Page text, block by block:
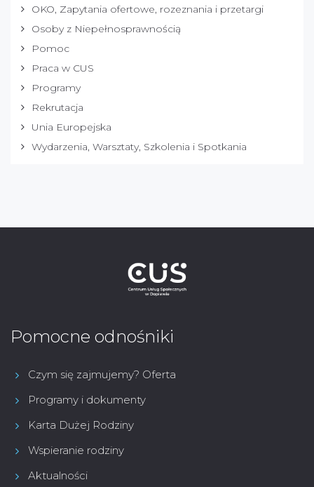
OKO, Zapytania ofertowe, rozeznania i przetargi
Osoby z Niepełnosprawnością
Pomoc
Praca w CUS
Programy
Rekrutacja
Unia Europejska
Wydarzenia, Warsztaty, Szkolenia i Spotkania
Pomocne odnośniki
Czym się zajmujemy? Oferta
Programy i dokumenty
Karta Dużej Rodziny
Wspieranie rodziny
Aktualności